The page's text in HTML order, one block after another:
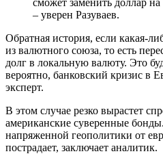
сможет заменить доллар
– уверен Разуваев.
Обратная история, если какая-
из валютного союза, то есть
долг в локальную валюту. Это
вероятно, банковский кризис в
эксперт.
В этом случае резко вырастет
американские суверенные
напряженной геополитики от
пострадает, заключает аналитик.